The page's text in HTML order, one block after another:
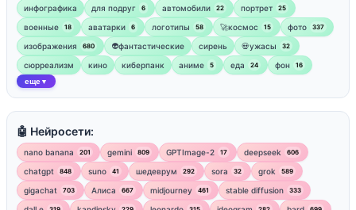
инфографика
для подруг 6 автомобили 22 портрет 25
военные 18 аватарки 6 логотипы 58 🚀космос 15 фото 337
изображения 680 👽фантастические сирень 💀ужасы 32
сюрреализм кино киберпанк аниме 5 еда 24 фон 16
еще ▼
🤖 Нейросети:
nano banana 201 gemini 809 GPTImage-2 17 deepseek 606
chatgpt 848 suno 41 шедеврум 292 sora 32 grok 589
gigachat 703 Алиса 667 midjourney 461 stable diffusion 333